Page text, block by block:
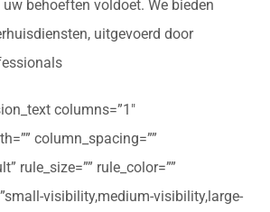
behoeften voldoet. We bieden
uitgevoerd door
columns=”1″
column_spacing=””
rule_size=”” rule_color=””
visibility,medium-visibility,large-